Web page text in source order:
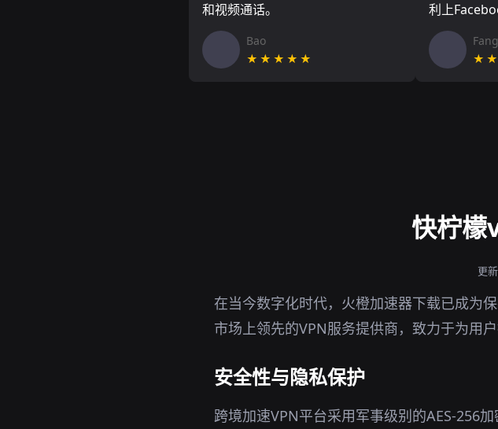
和视频通话。
Bao
★★★★★
利上
快柠檬
更
在当今数字化时代，火橙加速器下载已成为
市场上领先的VPN服务提供商，致力于为用
安全性与隐私保护
跨境加速VPN平台采用军事级别的AES-256